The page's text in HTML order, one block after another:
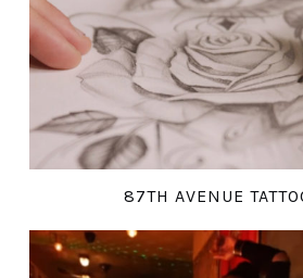
87TH AVENUE